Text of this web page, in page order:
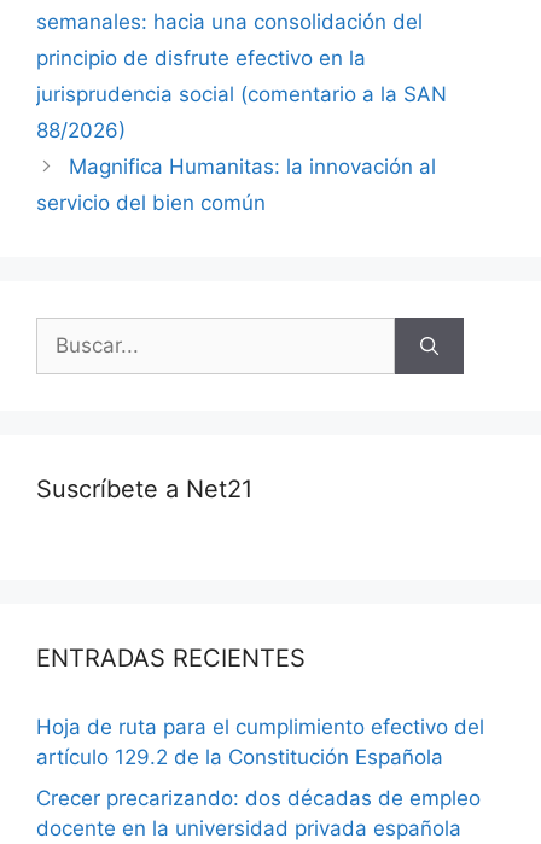
semanales: hacia una consolidación del
principio de disfrute efectivo en la
jurisprudencia social (comentario a la SAN
88/2026)
Magnifica Humanitas: la innovación al
servicio del bien común
Suscríbete a Net21
ENTRADAS RECIENTES
Hoja de ruta para el cumplimiento efectivo del
artículo 129.2 de la Constitución Española
Crecer precarizando: dos décadas de empleo
docente en la universidad privada española